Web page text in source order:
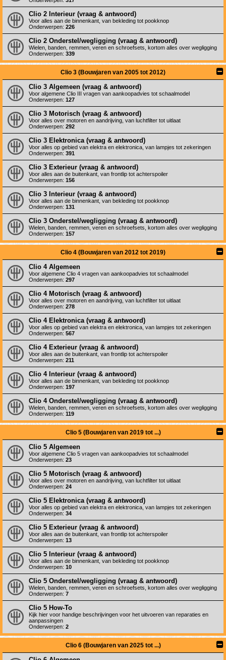
Clio 2 Interieur (vraag & antwoord)
Voor alles aan de binnenkant, van bekleding tot pookknop
Onderwerpen: 226
Clio 2 Onderstel/wegligging (vraag & antwoord)
Wielen, banden, remmen, veren en schroefsets, kortom alles over wegligging
Onderwerpen: 339
Clio 3 (Bouwjaren van 2005 tot 2012)
Clio 3 Algemeen (vraag & antwoord)
Voor algemene Clio III vragen van aankoopadvies tot schaalmodel
Onderwerpen: 127
Clio 3 Motorisch (vraag & antwoord)
Voor alles over motoren en aandrijving, van luchtfilter tot uitlaat
Onderwerpen: 292
Clio 3 Elektronica (vraag & antwoord)
Voor alles op gebied van elektra en elektronica, van lampjes tot zekeringen
Onderwerpen: 391
Clio 3 Exterieur (vraag & antwoord)
Voor alles aan de buitenkant, van frontlip tot achterspoiler
Onderwerpen: 156
Clio 3 Interieur (vraag & antwoord)
Voor alles aan de binnenkant, van bekleding tot pookknop
Onderwerpen: 131
Clio 3 Onderstel/wegligging (vraag & antwoord)
Wielen, banden, remmen, veren en schroefsets, kortom alles over wegligging
Onderwerpen: 157
Clio 4 (Bouwjaren van 2012 tot 2019)
Clio 4 Algemeen
Voor algemene Clio 4 vragen van aankoopadvies tot schaalmodel
Onderwerpen: 297
Clio 4 Motorisch (vraag & antwoord)
Voor alles over motoren en aandrijving, van luchtfilter tot uitlaat
Onderwerpen: 278
Clio 4 Elektronica (vraag & antwoord)
Voor alles op gebied van elektra en elektronica, van lampjes tot zekeringen
Onderwerpen: 567
Clio 4 Exterieur (vraag & antwoord)
Voor alles aan de buitenkant, van frontlip tot achterspoiler
Onderwerpen: 211
Clio 4 Interieur (vraag & antwoord)
Voor alles aan de binnenkant, van bekleding tot pookknop
Onderwerpen: 197
Clio 4 Onderstel/wegligging (vraag & antwoord)
Wielen, banden, remmen, veren en schroefsets, kortom alles over wegligging
Onderwerpen: 119
Clio 5 (Bouwjaren van 2019 tot ...)
Clio 5 Algemeen
Voor algemene Clio 5 vragen van aankoopadvies tot schaalmodel
Onderwerpen: 23
Clio 5 Motorisch (vraag & antwoord)
Voor alles over motoren en aandrijving, van luchtfilter tot uitlaat
Onderwerpen: 24
Clio 5 Elektronica (vraag & antwoord)
Voor alles op gebied van elektra en elektronica, van lampjes tot zekeringen
Onderwerpen: 34
Clio 5 Exterieur (vraag & antwoord)
Voor alles aan de buitenkant, van frontlip tot achterspoiler
Onderwerpen: 13
Clio 5 Interieur (vraag & antwoord)
Voor alles aan de binnenkant, van bekleding tot pookknop
Onderwerpen: 10
Clio 5 Onderstel/wegligging (vraag & antwoord)
Wielen, banden, remmen, veren en schroefsets, kortom alles over wegligging
Onderwerpen: 7
Clio 5 How-To
Kijk hier voor handige beschrijvingen voor het uitvoeren van reparaties en
aanpassingen
Onderwerpen: 2
Clio 6 (Bouwjaren van 2025 tot ...)